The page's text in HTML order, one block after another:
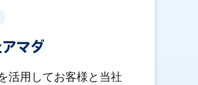
マダ
活用してお客様と当社